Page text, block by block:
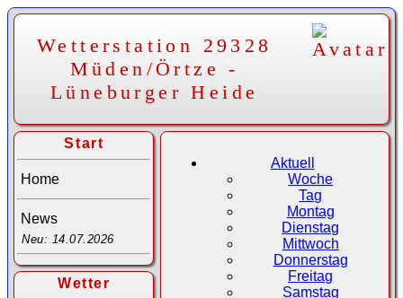
Wetterstation 29328
Müden/Örtze -
Lüneburger Heide
Start
Home
News
Neu: 14.07.2026
Wetter
Aktuell
Woche
Tag
Montag
Dienstag
Mittwoch
Donnerstag
Freitag
Samstag